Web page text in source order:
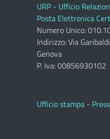
URP - Ufficio
Posta Elettronica
Numero Unico:
Indirizzo: Via
Genova
P. Iva: 00856930102
Ufficio stampa -